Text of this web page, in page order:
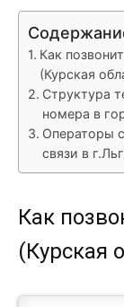
Как
(Курская
Структура
номера в
Операторы
связи в
Как
(Курская